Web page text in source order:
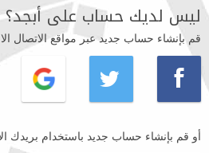
ليس لديك حساب على أبجد؟
قم بإنشاء حساب جديد عبر مواقع الاتصال
أو قم بإنشاء حساب جديد باستخدام بريدك